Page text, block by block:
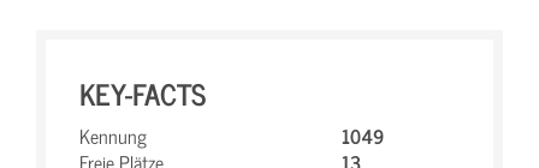
KEY-FACTS
Kennung
1049